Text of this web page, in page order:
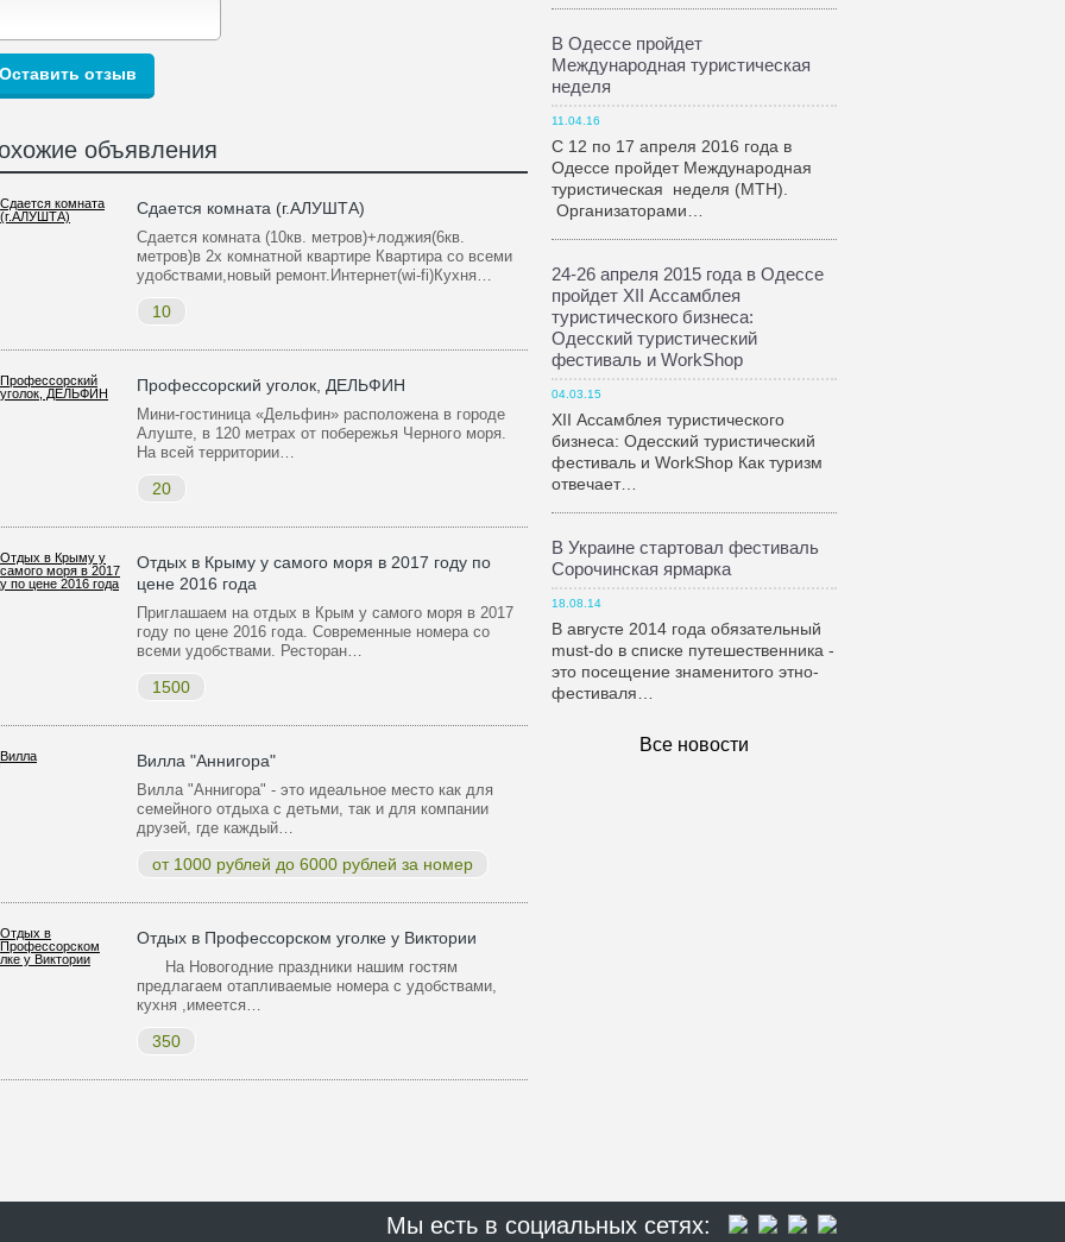
объявления
Сдается комната (г.АЛУШТА)
Сдается комната (10кв. метров)+лоджия(6кв.
метров)в 2х комнатной квартире Квартира со всеми
удобствами,новый ремонт.Интернет(wi-fi)Кухня…
10
Профессорский уголок, ДЕЛЬФИН
Мини-гостиница «Дельфин» расположена в городе
Алуште, в 120 метрах от побережья Черного моря.
На всей территории…
20
Отдых в Крыму у самого моря в 2017 году по
цене 2016 года
Приглашаем на отдых в Крым у самого моря в 2017
году по цене 2016 года. Современные номера со
всеми удобствами. Ресторан…
1500
Вилла "Аннигора"
Вилла "Аннигора" - это идеальное место как для
семейного отдыха с детьми, так и для компании
друзей, где каждый…
от 1000 рублей до 6000 рублей за номер
Отдых в Профессорском уголке у Виктории
На Новогодние праздники нашим гостям
предлагаем отапливаемые номера с удобствами,
кухня ,имеется…
350
В Одессе пройдет
Международная туристическая
неделя
11.04.16
С 12 по 17 апреля 2016 года в
Одессе пройдет Международная
туристическая неделя (МТН).
Организаторами…
24-26 апреля 2015 года в Одессе
пройдет XII Ассамблея
туристического бизнеса:
Одесский туристический
фестиваль и WorkShop
04.03.15
XII Ассамблея туристического
бизнеса: Одесский туристический
фестиваль и WorkShop Как туризм
отвечает…
В Украине стартовал фестиваль
Сорочинская ярмарка
18.08.14
В августе 2014 года обязательный
must-do в списке путешественника -
это посещение знаменитого этно-
фестиваля…
Все новости
Мы есть в социальных сетях: